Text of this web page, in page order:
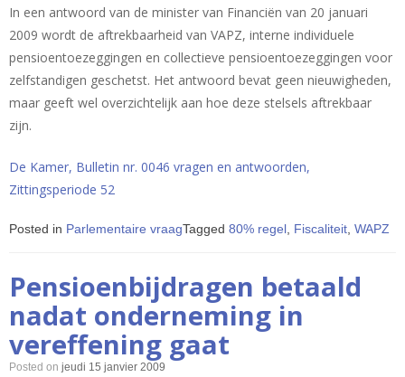
In een antwoord van de minister van Financiën van 20 januari
2009 wordt de aftrekbaarheid van VAPZ, interne individuele
pensioentoezeggingen en collectieve pensioentoezeggingen voor
zelfstandigen geschetst. Het antwoord bevat geen nieuwigheden,
maar geeft wel overzichtelijk aan hoe deze stelsels aftrekbaar
zijn.
De Kamer, Bulletin nr. 0046 vragen en antwoorden,
Zittingsperiode 52
Posted in Parlementaire vraagTagged 80% regel Fiscaliteit WAPZ
Pensioenbijdragen betaald
nadat onderneming in
vereffening gaat
Posted on jeudi 15 janvier 2009